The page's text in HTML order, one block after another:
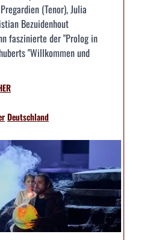
(Tenor), Julia
Bezuidenhout
faszinierte der "Prolog in
"Willkommen und
Deutschland